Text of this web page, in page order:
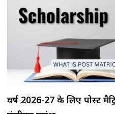
वर्ष 2026-27 के लिए पोस्ट